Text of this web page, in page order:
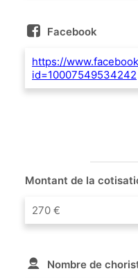
Facebook
https://
id=10007549534242
Montant de la
270 €
Nombre de